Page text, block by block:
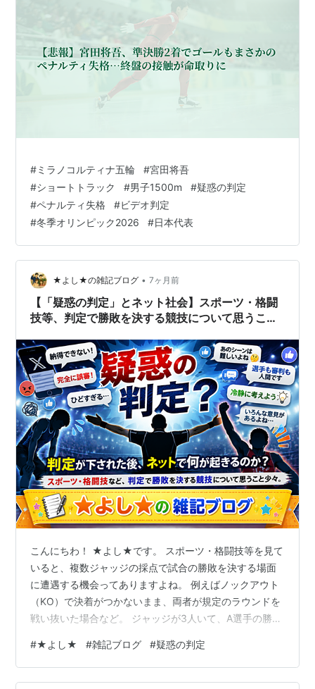
#ミラノコルティナ五輪 #宮田将吾
#ショートトラック #男子1500m #疑惑の判定
#ペナルティ失格 #ビデオ判定
#冬季オリンピック2026 #日本代表
★よし★の雑記ブログ • 7ヶ月前
【「疑惑の判定」とネット社会】スポーツ・格闘
技等、判定で勝敗を決する競技について思うこと
こんにちわ！ ★よし★です。 スポーツ・格闘技等を見て
いると、複数ジャッジの採点で試合の勝敗を決する場面
に遭遇する機会ってありますよね。 例えばノックアウト
（KO）で決着がつかないまま、両者が規定のラウンドを
戦い抜いた場合など。 ジャッジが3人いて、A選手の勝ち
人。 この場合、2-1でA選手が判定勝ち。 そんな具合で
す。 で、この採点結果が論争を巻き起こすこともあるん
ですよね。 ファンや専門家、みな見方が違って当然です
#★よし★ #雑記ブログ #疑惑の判定